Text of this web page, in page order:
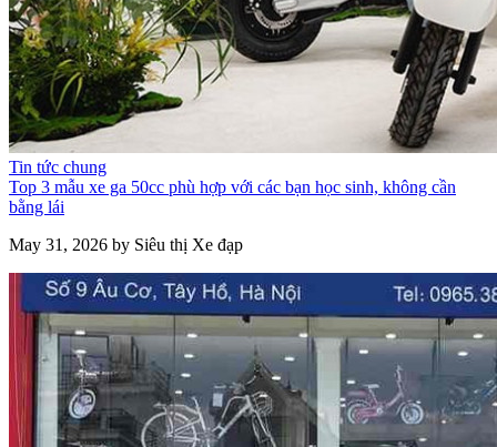
Tin tức chung
Top 3 mẫu xe ga 50cc phù hợp với các bạn học sinh, không cần
bằng lái
May 31, 2026 by Siêu thị Xe đạp